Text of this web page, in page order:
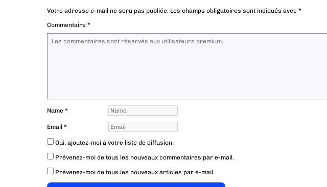
Votre adresse e-mail ne sera pas publiée. Les champs obligatoires sont indiqués avec *
Commentaire *
Name *
Email *
Oui, ajoutez-moi à votre liste de diffusion.
Prévenez-moi de tous les nouveaux commentaires par e-mail.
Prévenez-moi de tous les nouveaux articles par e-mail.